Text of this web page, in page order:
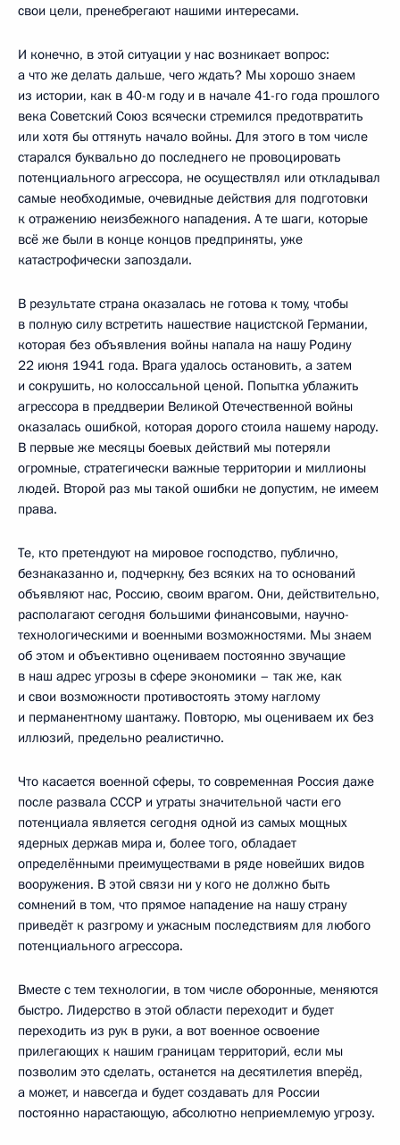
свои цели, пренебрегают нашими интересами.
И конечно, в этой ситуации у нас возникает вопрос:
а что же делать дальше, чего ждать? Мы хорошо знаем
из истории, как в 40-м году и в начале 41-го года прошлого
века Советский Союз всячески стремился предотвратить
или хотя бы оттянуть начало войны. Для этого в том числе
старался буквально до последнего не провоцировать
потенциального агрессора, не осуществлял или откладывал
самые необходимые, очевидные действия для подготовки
к отражению неизбежного нападения. А те шаги, которые
всё же были в конце концов предприняты, уже
катастрофически запоздали.
В результате страна оказалась не готова к тому, чтобы
в полную силу встретить нашествие нацистской Германии,
которая без объявления войны напала на нашу Родину
22 июня 1941 года. Врага удалось остановить, а затем
и сокрушить, но колоссальной ценой. Попытка ублажить
агрессора в преддверии Великой Отечественной войны
оказалась ошибкой, которая дорого стоила нашему народу.
В первые же месяцы боевых действий мы потеряли
огромные, стратегически важные территории и миллионы
людей. Второй раз мы такой ошибки не допустим, не имеем
права.
Те, кто претендуют на мировое господство, публично,
безнаказанно и, подчеркну, без всяких на то оснований
объявляют нас, Россию, своим врагом. Они, действительно,
располагают сегодня большими финансовыми, научно-
технологическими и военными возможностями. Мы знаем
об этом и объективно оцениваем постоянно звучащие
в наш адрес угрозы в сфере экономики – так же, как
и свои возможности противостоять этому наглому
и перманентному шантажу. Повторю, мы оцениваем их без
иллюзий, предельно реалистично.
Что касается военной сферы, то современная Россия даже
после развала СССР и утраты значительной части его
потенциала является сегодня одной из самых мощных
ядерных держав мира и, более того, обладает
определёнными преимуществами в ряде новейших видов
вооружения. В этой связи ни у кого не должно быть
сомнений в том, что прямое нападение на нашу страну
приведёт к разгрому и ужасным последствиям для любого
потенциального агрессора.
Вместе с тем технологии, в том числе оборонные, меняются
быстро. Лидерство в этой области переходит и будет
переходить из рук в руки, а вот военное освоение
прилегающих к нашим границам территорий, если мы
позволим это сделать, останется на десятилетия вперёд,
а может, и навсегда и будет создавать для России
постоянно нарастающую, абсолютно неприемлемую угрозу.